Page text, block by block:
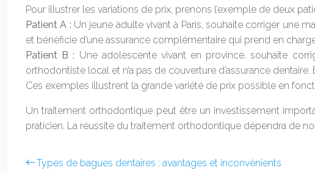
Pour illustrer les variations de prix, prenons l’exemple de deux
Patient A : Un jeune adulte vivant à Paris, souhaite corriger une
et bénéficie d’une assurance complémentaire qui prend en
Patient B : Une adolescente vivant en province, souhaite
orthodontiste local et n’a pas de couverture d’assurance
Ces exemples illustrent la grande variété de prix possible en
Un traitement orthodontique peut être un investissement
praticien. La réussite du traitement orthodontique dépendra de
Types de bagues dentaires : avantages et inconvénients